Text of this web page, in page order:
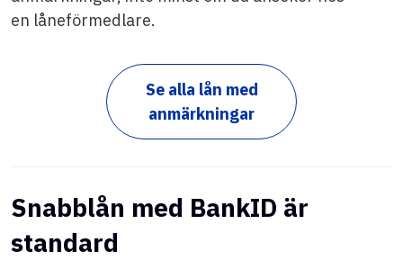
en låneförmedlare.
Se alla lån med
anmärkningar
Snabblån med BankID är
standard